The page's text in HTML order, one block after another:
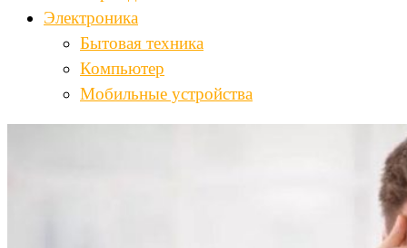
Электроника
Бытовая техника
Компьютер
Мобильные устройства